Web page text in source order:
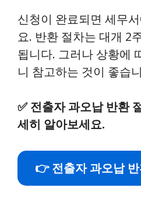
신청이 완료되면 세무
요. 반환 절차는 대개 2
됩니다. 그러나 상황에
니 참고하는 것이 좋습
✅ 전출자 과오납 반환
세히 알아보세요.
👉 전출자 과오납